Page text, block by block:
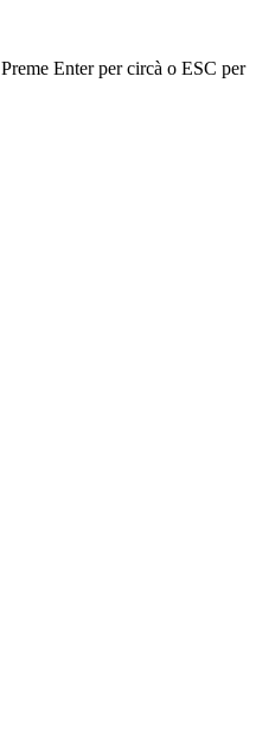
Preme Enter per circà o ESC per